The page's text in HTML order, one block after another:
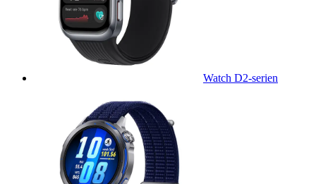
Watch D2-serien